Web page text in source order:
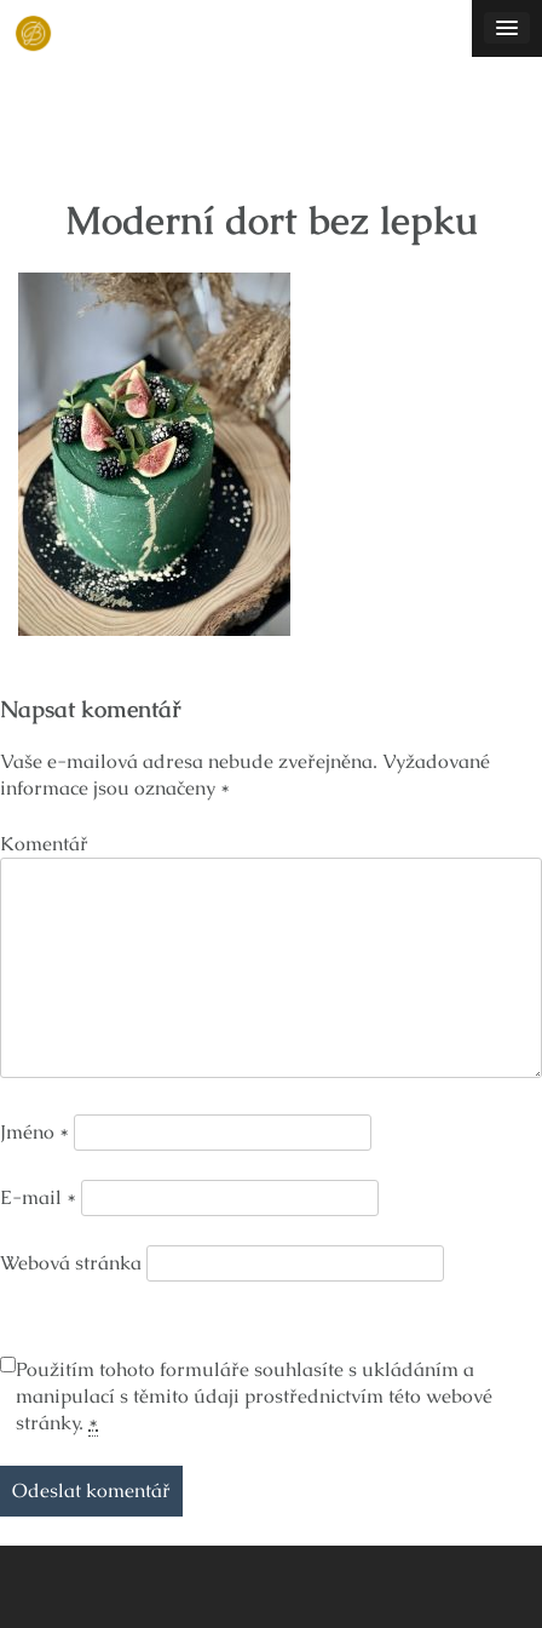
Skip
Moderní dort bez lepku
Napsat komentář
Vaše e-mailová adresa nebude zveřejněna. Vyžadované
informace jsou označeny *
Komentář
Jméno *
E-mail *
Webová stránka
Použitím tohoto formuláře souhlasíte s ukládáním a
manipulací s těmito údaji prostřednictvím této webové
stránky. *